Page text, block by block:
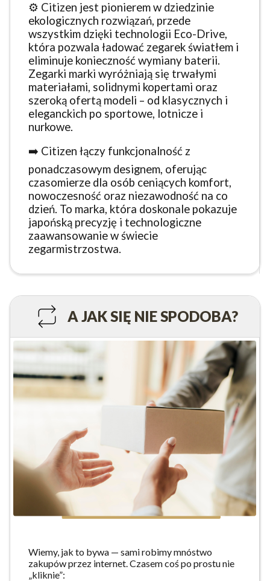
⚙️ Citizen jest pionierem w dziedzinie
ekologicznych rozwiązań, przede
wszystkim dzięki technologii Eco-Drive,
która pozwala ładować zegarek światłem i
eliminuje konieczność wymiany baterii.
Zegarki marki wyróżniają się trwałymi
materiałami, solidnymi kopertami oraz
szeroką ofertą modeli – od klasycznych i
eleganckich po sportowe, lotnicze i
nurkowe.
➡️ Citizen łączy funkcjonalność z
ponadczasowym designem, oferując
czasomierze dla osób ceniących komfort,
nowoczesność oraz niezawodność na co
dzień. To marka, która doskonale pokazuje
japońską precyzję i technologiczne
zaawansowanie w świecie
zegarmistrzostwa.
A JAK SIĘ NIE SPODOBA?
Wiemy, jak to bywa — sami robimy mnóstwo
zakupów przez internet. Czasem coś po prostu nie
„kliknie”: